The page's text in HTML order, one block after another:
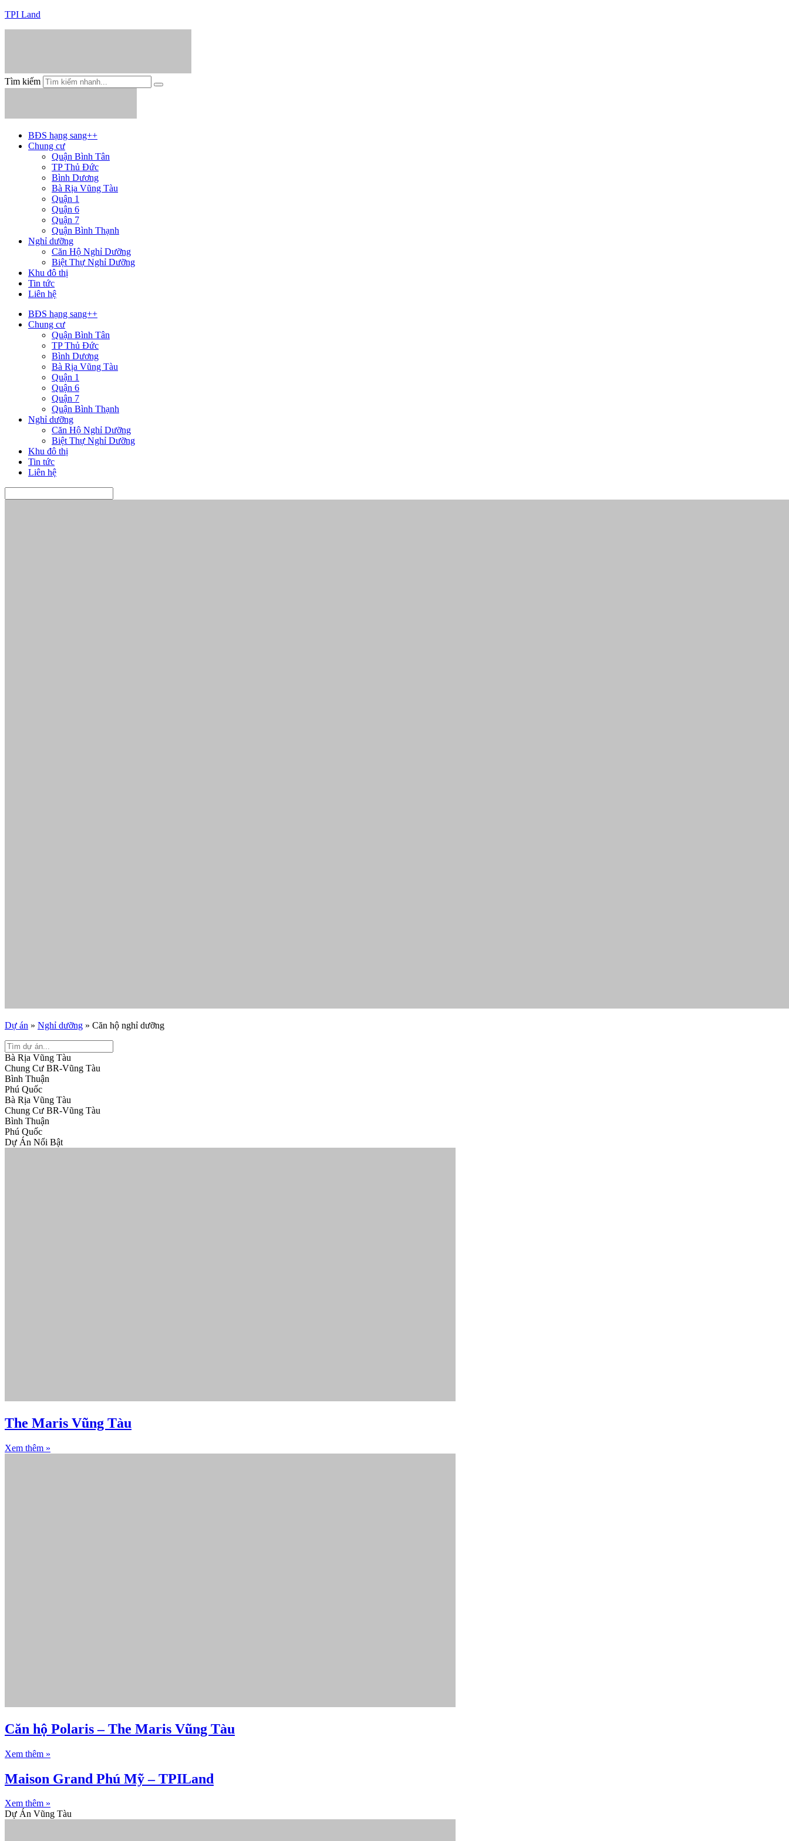
TPI Land
Tìm kiếm
BĐS hạng sang++
Chung cư
Quận Bình Tân
TP Thủ Đức
Bình Dương
Bà Rịa Vũng Tàu
Quận 1
Quận 6
Quận 7
Quận Bình Thạnh
Nghỉ dưỡng
Căn Hộ Nghỉ Dưỡng
Biệt Thự Nghỉ Dưỡng
Khu đô thị
Tin tức
Liên hệ
BĐS hạng sang++
Chung cư
Quận Bình Tân
TP Thủ Đức
Bình Dương
Bà Rịa Vũng Tàu
Quận 1
Quận 6
Quận 7
Quận Bình Thạnh
Nghỉ dưỡng
Căn Hộ Nghỉ Dưỡng
Biệt Thự Nghỉ Dưỡng
Khu đô thị
Tin tức
Liên hệ
Dự án » Nghỉ dưỡng » Căn hộ nghỉ dưỡng
Bà Rịa Vũng Tàu
Chung Cư BR-Vũng Tàu
Bình Thuận
Phú Quốc
Bà Rịa Vũng Tàu
Chung Cư BR-Vũng Tàu
Bình Thuận
Phú Quốc
Dự Án Nổi Bật
The Maris Vũng Tàu
Xem thêm »
Căn hộ Polaris – The Maris Vũng Tàu
Xem thêm »
Maison Grand Phú Mỹ – TPILand
Xem thêm »
Dự Án Vũng Tàu